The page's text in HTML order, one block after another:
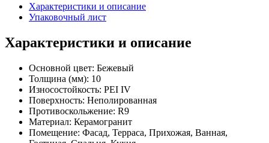
Характеристики и описание
Упаковочный лист
Характеристики и описание
Основной цвет: Бежевый
Толщина (мм): 10
Износостойкость: PEI IV
Поверхность: Неполированная
Противоскольжение: R9
Материал: Керамогранит
Помещение: Фасад, Терраса, Прихожая, Ванная,